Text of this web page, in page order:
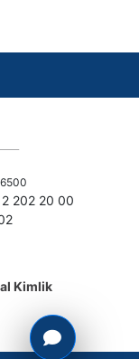
202 20 00
Kimlik